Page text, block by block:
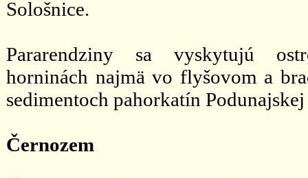
Sološnice.
Pararendziny sa vyskytujú
horninách najmä vo flyšovom a
sedimentoch pahorkatín
Černozem